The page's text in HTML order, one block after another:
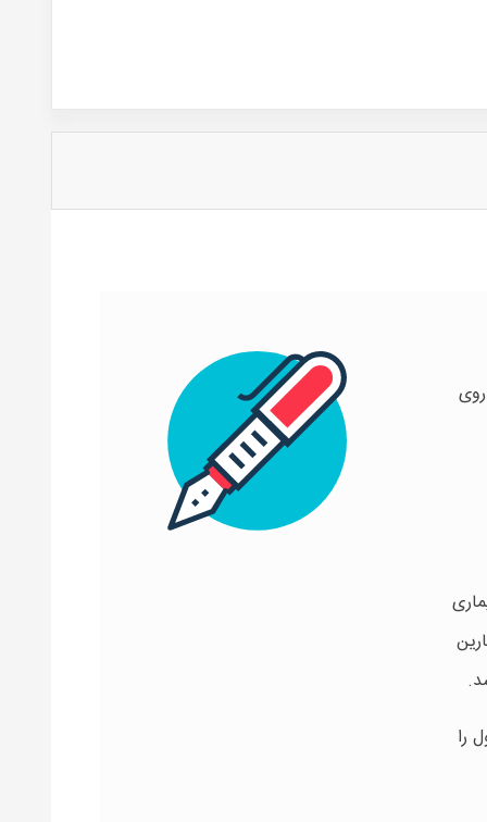
۳ سطح کلسترول را